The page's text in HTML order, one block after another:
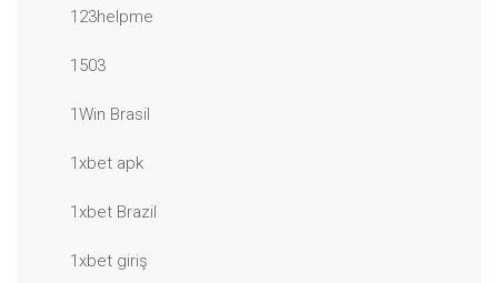
123helpme
1503
1Win Brasil
1xbet apk
1xbet Brazil
1xbet giriş